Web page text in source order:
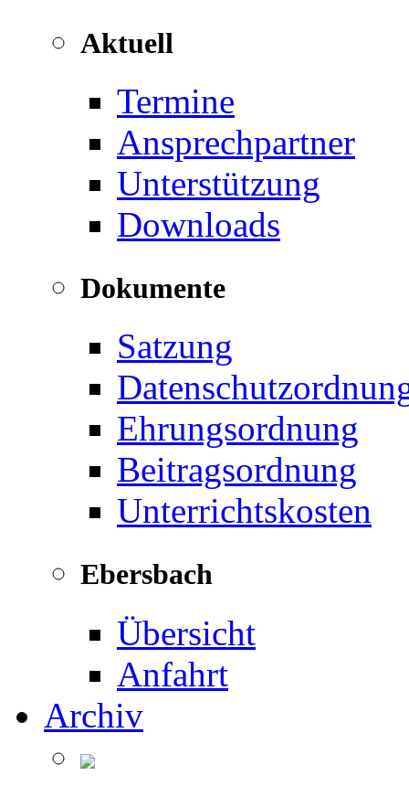
Aktuell
Termine
Ansprechpartner
Unterstützung
Downloads
Dokumente
Satzung
Ehrungsordnung
Beitragsordnung
Unterrichtskosten
Ebersbach
Übersicht
Anfahrt
Archiv